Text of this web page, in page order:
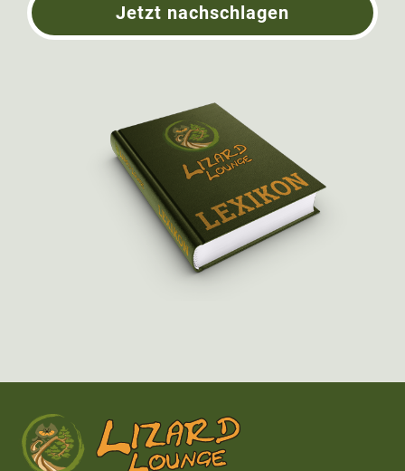
Jetzt nachschlagen